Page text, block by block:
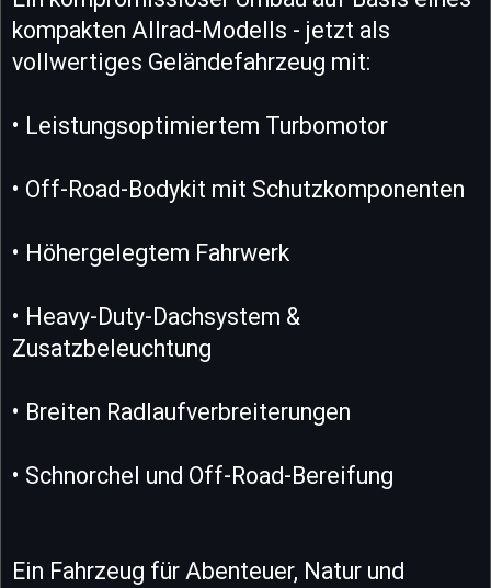
kompakten Allrad-Modells - jetzt als
vollwertiges Geländefahrzeug mit:
• Leistungsoptimiertem Turbomotor
• Off-Road-Bodykit mit Schutzkomponenten
• Höhergelegtem Fahrwerk
• Heavy-Duty-Dachsystem &
Zusatzbeleuchtung
• Breiten Radlaufverbreiterungen
• Schnorchel und Off-Road-Bereifung
Ein Fahrzeug für Abenteuer, Natur und